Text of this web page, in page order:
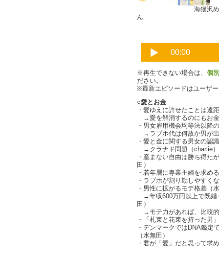
海猫沢めろ
ん 水無
※再生できない場合は、 個
ださい。
※最新エピソードはユーザ
○愛とお金
・愛ゆえに許せたことは遠
→愛を解消するのにもお
・男女雇用機会均等法以降
→ラブホ代は何故か男が出
・愛と金に関する男女の認
→クラナド問題（charlie）
・産まない自由は勝ち得た
田）
・若年層に専業主婦を求め
・ラブホが割り勘しやすく
・男性に拡がるモテ格差（
→年収600万円以上で既婚
田）
→モテ力があれば、比較的
・「札束と花束を持った男
・デンマークではDNA鑑定
（水無田）
・君が「愛」だと思って求